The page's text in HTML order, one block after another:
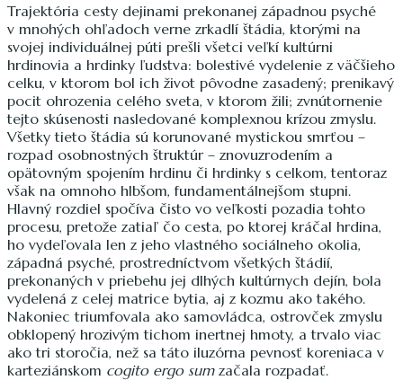
Trajektória cesty dejinami prekonanej západnou psyché
v mnohých ohľadoch verne zrkadlí štádia, ktorými na
svojej individuálnej púti prešli všetci veľkí kultúrni
hrdinovia a hrdinky ľudstva: bolestivé vydelenie z väčšieho
celku, v ktorom bol ich život pôvodne zasadený; prenikavý
pocit ohrozenia celého sveta, v ktorom žili; zvnútornenie
tejto skúsenosti nasledované komplexnou krízou zmyslu.
Všetky tieto štádia sú korunované mystickou smrťou –
rozpad osobnostných štruktúr – znovuzrodením a
opätovným spojením hrdinu či hrdinky s celkom, tentoraz
však na omnoho hlbšom, fundamentálnejšom stupni.
Hlavný rozdiel spočíva čisto vo veľkosti pozadia tohto
procesu, pretože zatiaľ čo cesta, po ktorej kráčal hrdina,
ho vydeľovala len z jeho vlastného sociálneho okolia,
západná psyché, prostredníctvom všetkých štádií,
prekonaných v priebehu jej dlhých kultúrnych dejín, bola
vydelená z celej matrice bytia, aj z kozmu ako takého.
Nakoniec triumfovala ako samovládca, ostrovček zmyslu
obklopený hrozivým tichom inertnej hmoty, a trvalo viac
ako tri storočia, než sa táto iluzórna pevnosť koreniaca v
karteziánskom cogito ergo sum začala rozpadať.